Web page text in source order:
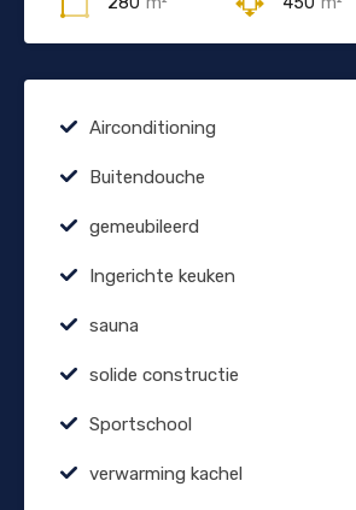
Airconditioning
Buitendouche
gemeubileerd
Ingerichte keuken
sauna
solide constructie
Sportschool
verwarming kachel